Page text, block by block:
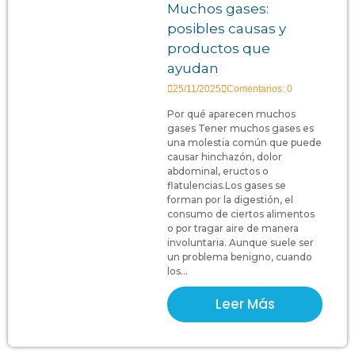
Muchos gases:
posibles causas y
productos que
ayudan
25/11/2025 Comentarios: 0
Por qué aparecen muchos
gases Tener muchos gases es
una molestia común que puede
causar hinchazón, dolor
abdominal, eructos o
flatulencias.Los gases se
forman por la digestión, el
consumo de ciertos alimentos
o por tragar aire de manera
involuntaria. Aunque suele ser
un problema benigno, cuando
los...
Leer Más